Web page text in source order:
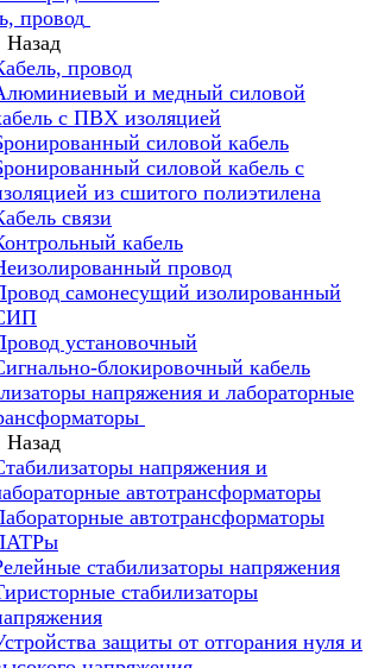
провод
Назад
провод
и медный силовой
с ПВХ изоляцией
силовой кабель
силовой кабель с
из сшитого полиэтилена
связи
кабель
провод
самонесущий изолированный
установочный
блокировочный кабель
напряжения и лабораторные
Назад
напряжения и
автотрансформаторы
автотрансформаторы
стабилизаторы напряжения
стабилизаторы
защиты от отгорания нуля и